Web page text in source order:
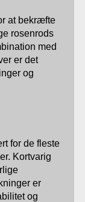
at bekræfte
rosenrods
med
er det
og
for de fleste
Kortvarig
er
og